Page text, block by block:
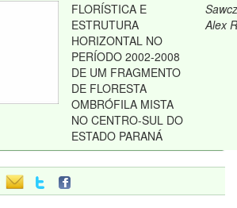
FLORÍSTICA E
ESTRUTURA
HORIZONTAL NO
PERÍODO 2002-2008
DE UM FRAGMENTO
DE FLORESTA
OMBRÓFILA MISTA
NO CENTRO-SUL DO
ESTADO PARANÁ
Alex